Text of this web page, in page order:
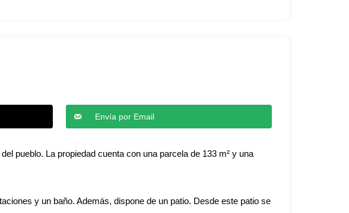
Envía por Email
pueblo. La propiedad cuenta con una parcela de 133 m² y una
y un baño. Además, dispone de un patio. Desde este patio se